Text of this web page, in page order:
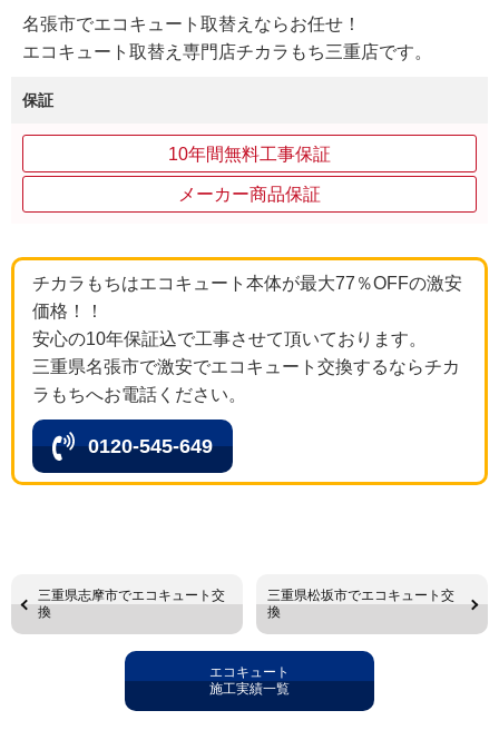
名張市でエコキュート取替えならお任せ！
エコキュート取替え専門店チカラもち三重店です。
保証
10年間無料工事保証
メーカー商品保証
チカラもちはエコキュート本体が最大77％OFFの激安
価格！！
安心の10年保証込で工事させて頂いております。
三重県名張市で激安でエコキュート交換するならチカ
ラもちへお電話ください。
0120-545-649
三重県志摩市でエコキュート交
換
三重県松坂市でエコキュート交
換
エコキュート
施工実績一覧